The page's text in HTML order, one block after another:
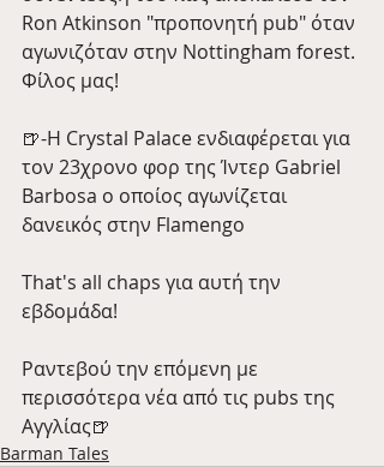
Ron Atkinson "προπονητή pub" όταν
αγωνιζόταν στην Nottingham forest.
Φίλος μας!
🍺-Η Crystal Palace ενδιαφέρεται για
τον 23χρονο φορ της Ίντερ Gabriel
Barbosa ο οποίος αγωνίζεται
δανεικός στην Flamengo
That's all chaps για αυτή την
εβδομάδα!
Ραντεβού την επόμενη με
περισσότερα νέα από τις pubs της
Αγγλίας🍺
Barman Tales